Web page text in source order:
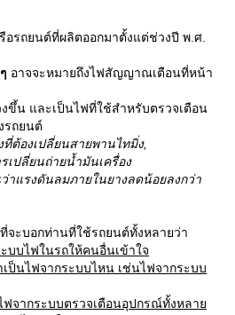
รถยนต์ที่ผลิตออกมาตั้งแต่ช่วงปี พ.ศ.
อาจจะหมายถึงไฟสัญญาณเตือนที่หน้า
ขึ้น และเป็นไฟที่ใช้สำหรับตรวจเตือน
รถยนต์
ที่ต้องเปลี่ยนสายพานไทมิ่ง,
เปลี่ยนถ่ายน้ำมันเครื่อง
แรงดันลมภายในยางลดน้อยลงกว่า
จะบอกท่านที่ใช้รถยนต์ทั้งหลายว่า
บบไฟในรถให้คนอื่นเข้าใจ
ป็นไฟจากระบบไหน เช่นไฟจากระบบ
ฟจากระบบตรวจเตือนอุปกรณ์ทั้งหลา